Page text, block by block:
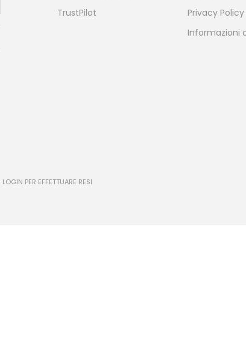
TrustPilot
Privacy Policy
Informazioni
LOGIN PER EFFETTUARE RESI